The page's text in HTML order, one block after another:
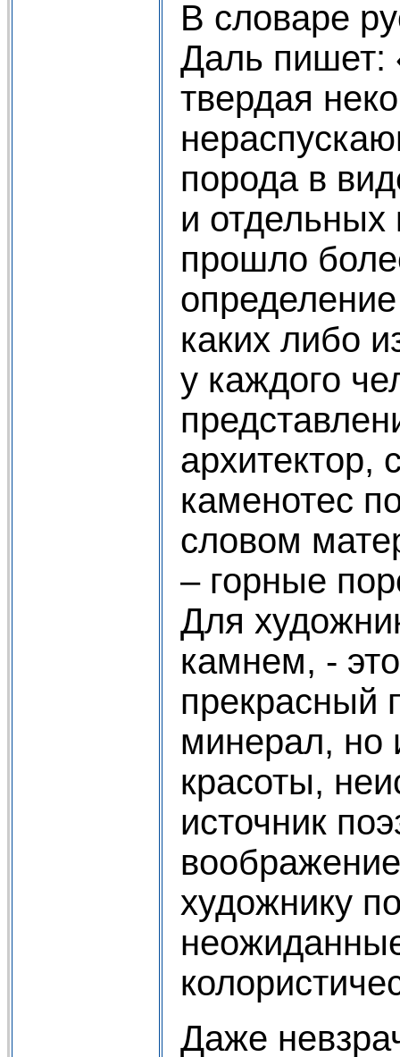
В словаре
Даль пишет:
твердая
порода в
и отдельных
прошло
каких либо
у каждого
архитектор,
каменотес
словом
– горные
Для
камнем, -
прекрасный
минерал, но
красоты,
источник
художнику
Даже